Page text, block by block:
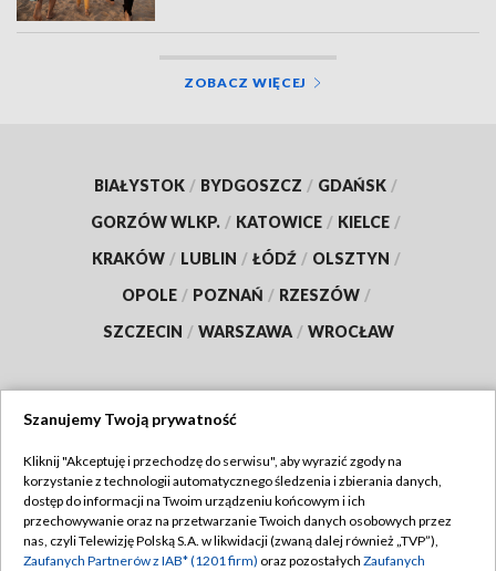
ZOBACZ WIĘCEJ
BIAŁYSTOK / BYDGOSZCZ / GDAŃSK /
GORZÓW WLKP. / KATOWICE / KIELCE /
KRAKÓW / LUBLIN / ŁÓDŹ / OLSZTYN /
OPOLE / POZNAŃ / RZESZÓW /
SZCZECIN / WARSZAWA / WROCŁAW
TVP
Abonament TVP
Emisja w TVP
Regulamin TVP
Polityka prywatności
Szanujemy Twoją prywatność
Kliknij "Akceptuję i przechodzę do serwisu", aby wyrazić zgody na
korzystanie z technologii automatycznego śledzenia i zbierania danych,
dostęp do informacji na Twoim urządzeniu końcowym i ich
przechowywanie oraz na przetwarzanie Twoich danych osobowych przez
nas, czyli Telewizję Polską S.A. w likwidacji (zwaną dalej również „TVP”),
Zaufanych Partnerów z IAB* (1201 firm) oraz pozostałych Zaufanych